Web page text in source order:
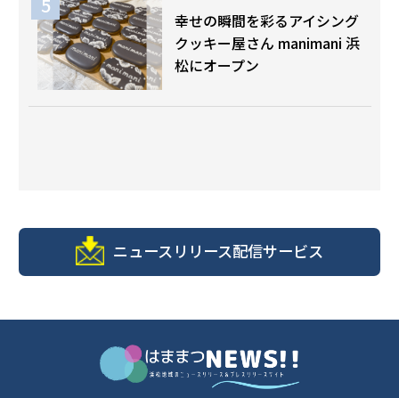
幸せの瞬間を彩るアイシング
クッキー屋さん manimani 浜
松にオープン
ニュースリリース配信サービス